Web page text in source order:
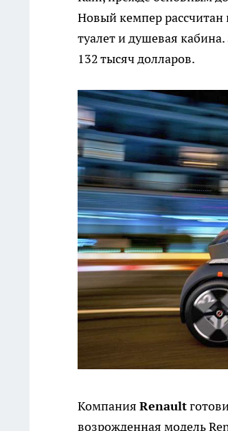
Новый кемпер рассчитан
туалет и душевая
132 тысяч долларов.
Компания Renault
возрожденная модель